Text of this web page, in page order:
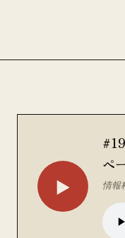
▶
ペ
情報